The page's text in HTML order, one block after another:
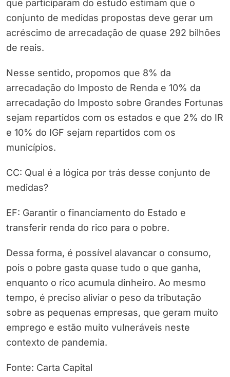
que participaram do estudo estimam que o
conjunto de medidas propostas deve gerar um
acréscimo de arrecadação de quase 292 bilhões
de reais.
Nesse sentido, propomos que 8% da
arrecadação do Imposto de Renda e 10% da
arrecadação do Imposto sobre Grandes Fortunas
sejam repartidos com os estados e que 2% do IR
e 10% do IGF sejam repartidos com os
municípios.
CC: Qual é a lógica por trás desse conjunto de
medidas?
EF: Garantir o financiamento do Estado e
transferir renda do rico para o pobre.
Dessa forma, é possível alavancar o consumo,
pois o pobre gasta quase tudo o que ganha,
enquanto o rico acumula dinheiro. Ao mesmo
tempo, é preciso aliviar o peso da tributação
sobre as pequenas empresas, que geram muito
emprego e estão muito vulneráveis neste
contexto de pandemia.
Fonte: Carta Capital